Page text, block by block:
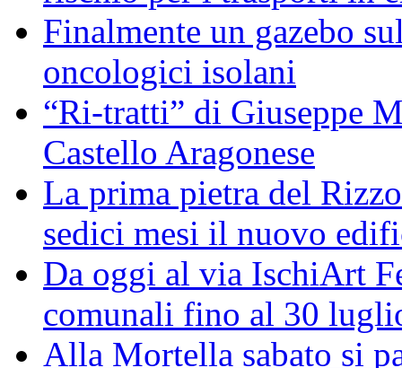
Finalmente un gazebo
oncologici isolani
“Ri-tratti” di Giuseppe
Castello Aragonese
La prima pietra del
sedici mesi il nuovo
Da oggi al via IschiArt
comunali fino al 30
Alla Mortella sabato si